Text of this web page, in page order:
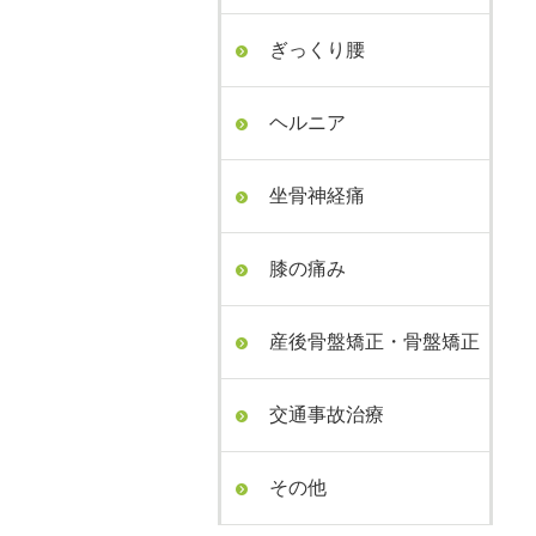
ぎっくり腰
ヘルニア
坐骨神経痛
膝の痛み
産後骨盤矯正・骨盤矯正
交通事故治療
その他